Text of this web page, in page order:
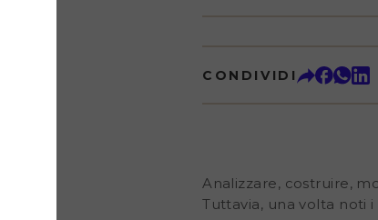
per andare alla sezione che desideri. Cosa
reputation-management-IT-download.pdf"]
del web per raccogliere informazioni prima di
e gestire la reputazione online della tua
CONDIVIDI
Analizzare, costruire,
Tuttavia, una volta noti